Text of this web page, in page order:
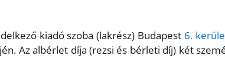
kiadó szoba (lakrész) Budapest 6.
Az albérlet díja (rezsi és bérleti díj) két